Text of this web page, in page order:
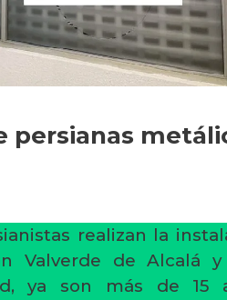
persianas
realizan la
Valverde de Alcalá
ya son más de 15